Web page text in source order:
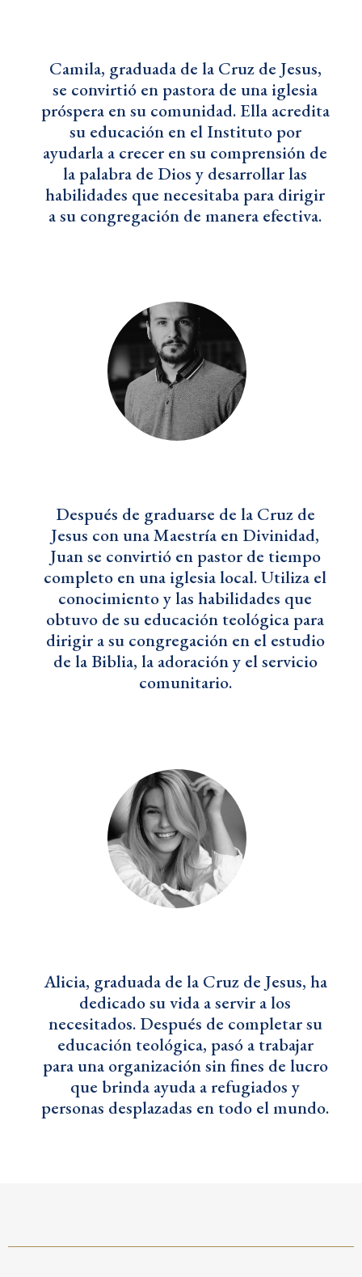
Camila, graduada de la Cruz de Jesus,
se convirtió en pastora de una iglesia
próspera en su comunidad. Ella acredita
su educación en el Instituto por
ayudarla a crecer en su comprensión de
la palabra de Dios y desarrollar las
habilidades que necesitaba para dirigir
a su congregación de manera efectiva.
Después de graduarse de la Cruz de
Jesus con una Maestría en Divinidad,
Juan se convirtió en pastor de tiempo
completo en una iglesia local. Utiliza el
conocimiento y las habilidades que
obtuvo de su educación teológica para
dirigir a su congregación en el estudio
de la Biblia, la adoración y el servicio
comunitario.
Alicia, graduada de la Cruz de Jesus, ha
dedicado su vida a servir a los
necesitados. Después de completar su
educación teológica, pasó a trabajar
para una organización sin fines de lucro
que brinda ayuda a refugiados y
personas desplazadas en todo el mundo.